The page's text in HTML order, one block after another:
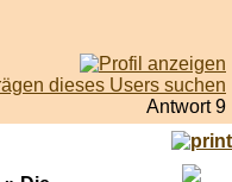
Antwort 9